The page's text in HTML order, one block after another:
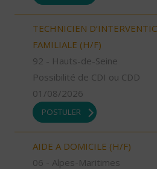
TECHNICIEN
FAMILIALE (H/F)
92 - Hauts-de-Seine
Possibilité de CDI ou CDD
01/08/2026
POSTULER
AIDE A DOMICILE (H/F)
06 - Alpes-Maritimes